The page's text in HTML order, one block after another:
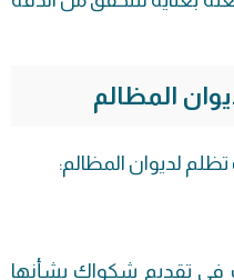
المظالم
لديوان المظالم:
في تقديم شكواك بشأنها